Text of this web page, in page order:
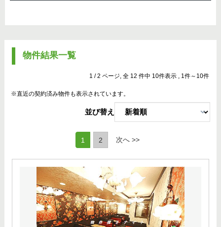
物件結果一覧
1 / 2 ページ, 全 12 件中 10件表示 , 1件～10件
※直近の契約済み物件も表示されています。
並び替え
1 (current)
2 次へ >>